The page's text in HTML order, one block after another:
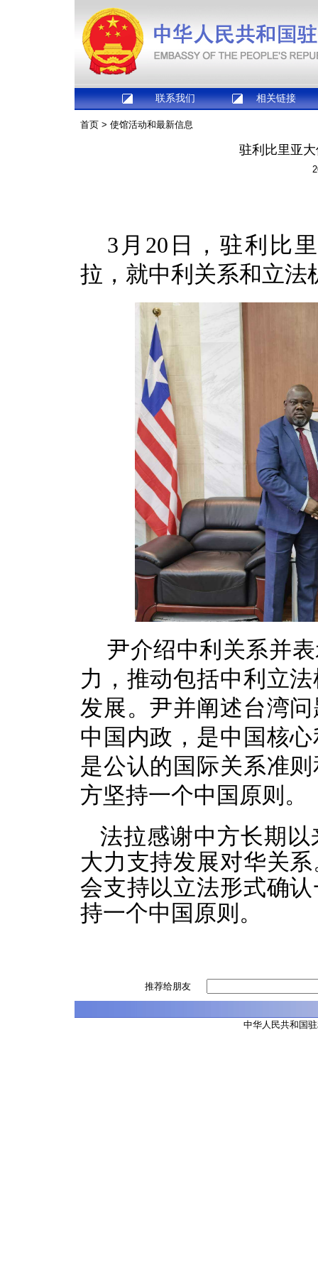
联系我们 相关链接
首页 > 使馆活动和最新信息
驻利比里亚
3月20日，驻利比
拉，就中利关系和立法
尹介绍中利关系并
力，推动包括中利立
发展。尹并阐述台湾
中国内政，是中国核
是公认的国际关系准
方坚持一个中国原则。
法拉感谢中方长期
大力支持发展对华关
会支持以立法形式确
持一个中国原则。
推荐给朋友
中华人民共和国